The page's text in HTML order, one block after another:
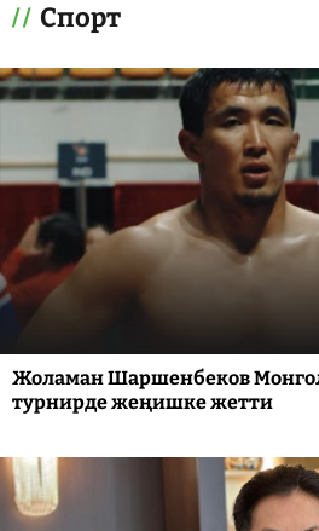
Спорт
Жоламан Шаршенбеков
турнирде жеңишке жетти